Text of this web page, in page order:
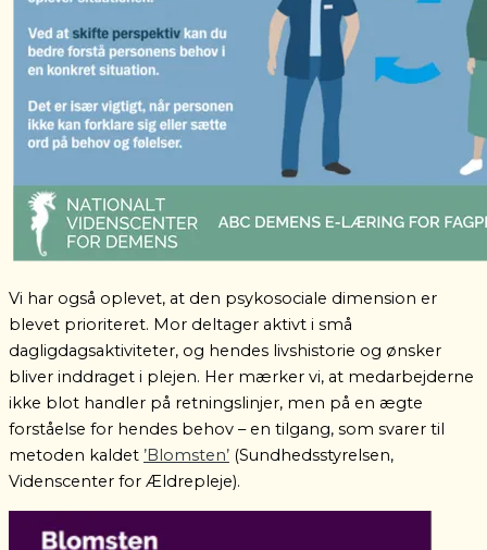
Vi har også oplevet, at den psykosociale dimension er
blevet prioriteret. Mor deltager aktivt i små
dagligdagsaktiviteter, og hendes livshistorie og ønsker
bliver inddraget i plejen. Her mærker vi, at medarbejderne
ikke blot handler på retningslinjer, men på en ægte
forståelse for hendes behov – en tilgang, som svarer til
metoden kaldet ’Blomsten’ (Sundhedsstyrelsen,
Videnscenter for Ældrepleje).